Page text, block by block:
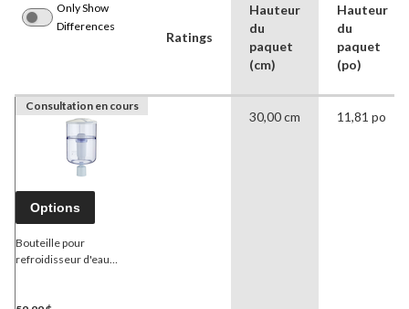
Only Show
Differences
Ratings
Hauteur
du
paquet
(cm)
Hauteur
du
paquet
(po)
Consultation en cours
Options
Bouteille pour
refroidisseur d'eau
30,00 cm 11,81 po